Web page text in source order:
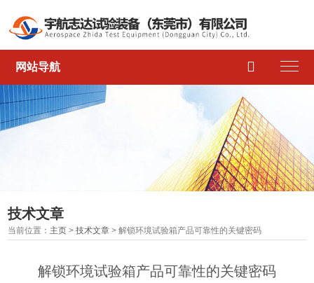
网站导航 
技术文章
当前位置： 主页 >技术文章 > 解锁环境试验箱产品可靠性的关键密码
解锁环境试验箱产品可靠性的关键密码